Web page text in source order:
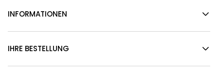
INFORMATIONEN
IHRE BESTELLUNG